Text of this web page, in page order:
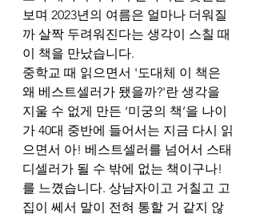
보며 2023년의 여름은 얼마나 더워질
까 살짝 두려워진다는 생각이 스칠 때
이 책을 만났습니다.
중학교 때 읽으면서 '도대체 이 책은
왜 베스트셀러가 됐을까?'란 생각을
지울 수 없게 만든 ‘미궁의 책’을 나이
가 40대 중반에 들어서는 지금 다시 읽
으면서 아! 베스트셀러를 넘어서 스태
디셀러가 될 수 밖에 없는 책이구나!
를 느꼈습니다. 상남자이고 거칠고 고
집이 쎄서 말이 전혀 통할 거 같지 않